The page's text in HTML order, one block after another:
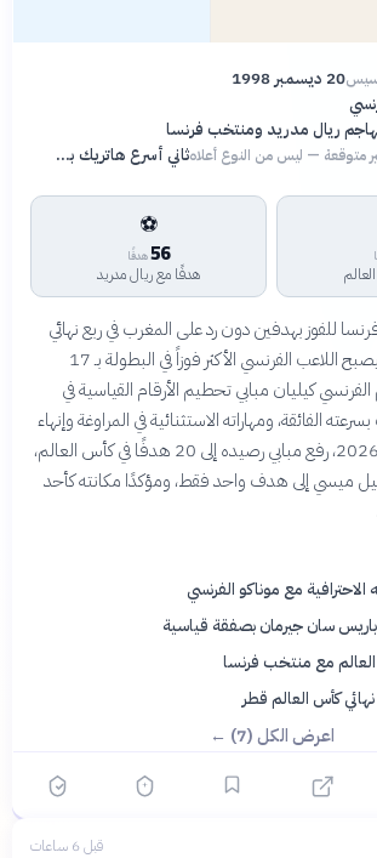
20 ديسمبر 1998
ريال مدريد ومنتخب فرنسا
متوقعة — ليس من النوع أعلاه ثاني أسرع هاتريك بدوري الأبطال بـ 6 دقائق
⚽
56هدفًا
هدفًا مع ريال مدريد
للفوز بهدفين دون رد على المغرب في ربع نهائي
كأس العالم 2026 ليصبح اللاعب الفرنسي الأكثر فوزاً في البطولة بـ 17
كيليان مبابي تحطيم الأرقام القياسية في
الفائقة، ومهاراته الاستثنائية في المراوغة وإنهاء
الهجمات. في 9 يوليو 2026، رفع مبابي رصيده إلى 20 هدفًا في كأس العالم،
ميسي إلى هدف واحد فقط، ومؤكدًا مكانته كأحد
الاحترافية مع موناكو الفرنسي
باريس سان جيرمان بصفقة قياسية
مع منتخب فرنسا
كأس العالم قطر
اعرض الكل (7) ←
قبل 6 ساعات